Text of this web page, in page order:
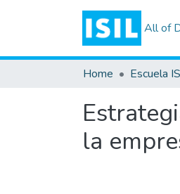
All of
Home Escuela
la